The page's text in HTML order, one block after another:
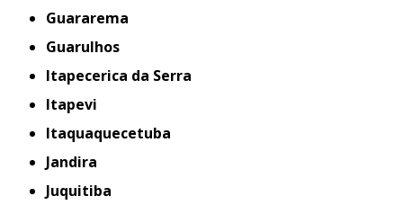
Guararema
Guarulhos
Itapecerica da Serra
Itapevi
Itaquaquecetuba
Jandira
Juquitiba